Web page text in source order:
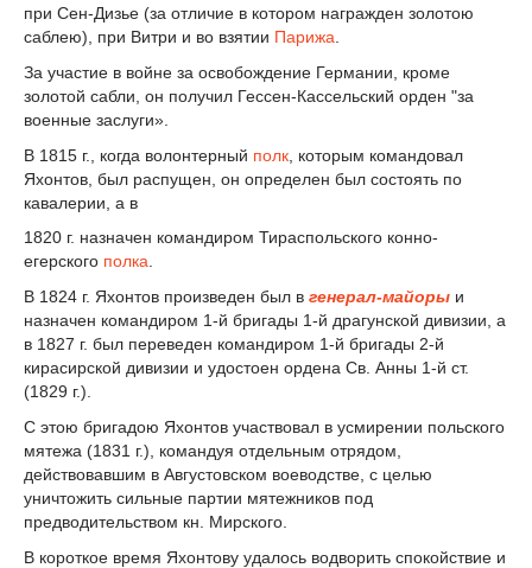
при Сен-Дизье (за отличие в котором награжден золотою
саблею), при Витри и во взятии Парижа
За участие в войне за освобождение Германии, кроме
золотой сабли, он получил Гессен-Кассельский орден "за
военные заслуги».
В 1815 г., когда волонтерный полк , которым командовал
Яхонтов, был распущен, он определен был состоять по
кавалерии, а в
1820 г. назначен командиром Тираспольского конно-
егерского полка.
В 1824 г. Яхонтов произведен был в генерал-майоры и
назначен командиром 1-й бригады 1-й драгунской дивизии, а
в 1827 г. был переведен командиром 1-й бригады 2-й
кирасирской дивизии и удостоен ордена Св. Анны 1-й ст.
(1829 г.).
С этою бригадою Яхонтов участвовал в усмирении польского
мятежа (1831 г.), командуя отдельным отрядом,
действовавшим в Августовском воеводстве, с целью
уничтожить сильные партии мятежников под
предводительством кн. Мирского.
В короткое время Яхонтову удалось водворить спокойствие и